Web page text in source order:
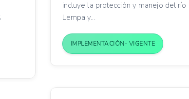
incluye la protección y manejo del río
Lempa y...
IMPLEMENTACIÓN- VIGENTE